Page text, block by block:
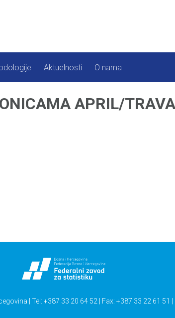
Aktuelnosti O nama
APRIL/
| Tel: +387 33 20 64 52 | Fax: +387 33 22 61 51 |